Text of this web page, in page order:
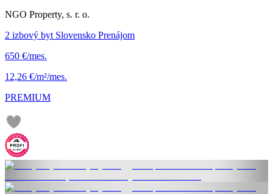
NGO Property, s. r. o.
2 izbový byt Slovensko Prenájom
650 €/mes.
12,26 €/m²/mes.
PREMIUM